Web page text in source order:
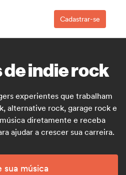
Cadastrar-se
indie rock
experientes que trabalham
alternative rock, garage rock e
diretamente e receba
ajudar a crescer sua carreira.
sua música